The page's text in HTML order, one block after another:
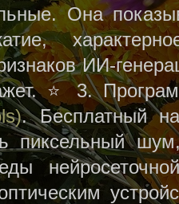
Она
⭐ 3.
. Бесплатный
пиксельный